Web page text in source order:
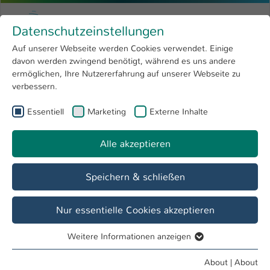
Menu
Research 4
Open submenu
University
International
Skip to main content
University of Applied Sciences
You are here:
Jörg Hettel
Prof. Dr. Jörg Hettel
Veranstaltungen Projekte
Courses
Software Engineering
Nebenläufige Programmierung
Quantum Computing und Quantum Information
Datenschutzeinstellungen
Auf unserer Webseite werden Cookies verwendet. Einige
davon werden zwingend benötigt, während es uns andere
ermöglichen, Ihre Nutzererfahrung auf unserer Webseite zu
verbessern.
Essentiell Marketing Externe Inhalte
Alle akzeptieren
Speichern & schließen
Nur essentielle Cookies akzeptieren
Essentielle Cookies werden für grundlegende Funktionen
Weitere Informationen anzeigen
About | About